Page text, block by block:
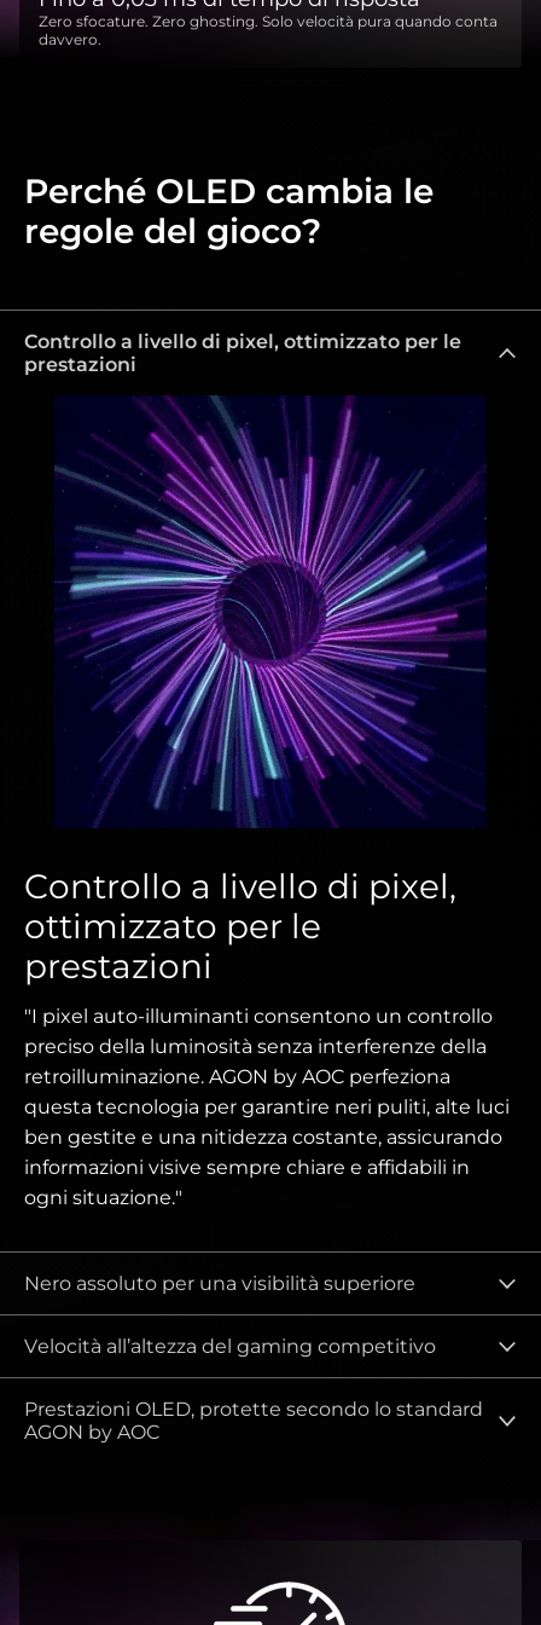
Zero sfocature. Zero ghosting. Solo velocità pura quando conta
davvero.
Perché OLED cambia le
regole del gioco?
Controllo a livello di pixel, ottimizzato per le
prestazioni
Controllo a livello di pixel,
ottimizzato per le
prestazioni
"I pixel auto-illuminanti consentono un controllo
preciso della luminosità senza interferenze della
retroilluminazione. AGON by AOC perfeziona
questa tecnologia per garantire neri puliti, alte luci
ben gestite e una nitidezza costante, assicurando
informazioni visive sempre chiare e affidabili in
ogni situazione."
Nero assoluto per una visibilità superiore
Velocità all’altezza del gaming competitivo
Prestazioni OLED, protette secondo lo standard
AGON by AOC